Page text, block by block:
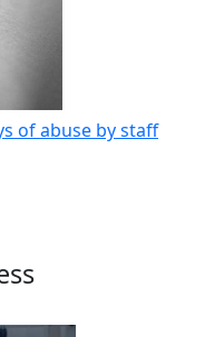
of abuse by staff